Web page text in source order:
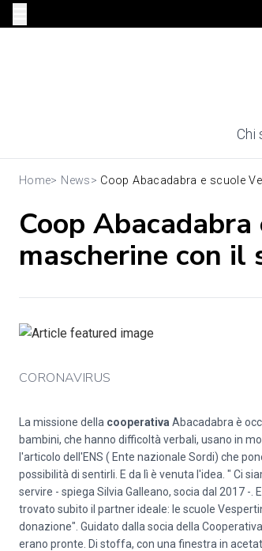
Chi
Home> News> Coop Abacadabra e scuole
Coop
mascherine con il
CORONAVIRUS
La missione della cooperativa Abacadabra è
bambini, che hanno difficoltà verbali, usano in
l'articolo dell'ENS ( Ente nazionale Sordi) che
possibilità di sentirli. E da lì è venuta l'idea. " Ci
servire - spiega Silvia Galleano, socia dal 2017 -
trovato subito il partner ideale: le scuole
donazione". Guidato dalla socia della
erano pronte. Di stoffa, con una finestra in